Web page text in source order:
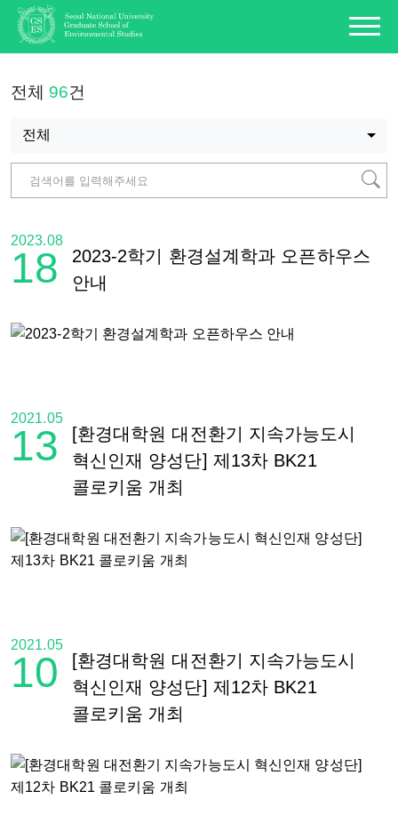
전체 96건
전체
2023.08
18
2023-2학기 환경설계학과 오픈하우스
안내
2021.05
13
[환경대학원 대전환기 지속가능도시
혁신인재 양성단] 제13차 BK21
콜로키움 개최
2021.05
10
[환경대학원 대전환기 지속가능도시
혁신인재 양성단] 제12차 BK21
콜로키움 개최